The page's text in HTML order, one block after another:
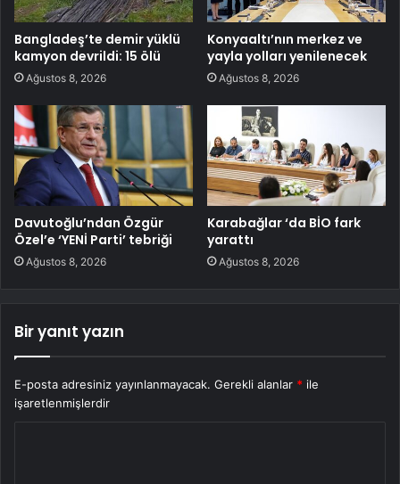
Bangladeş’te demir yüklü
kamyon devrildi: 15 ölü
Ağustos 8, 2026
Konyaaltı’nın merkez ve
yayla yolları yenilenecek
Ağustos 8, 2026
Davutoğlu’ndan Özgür
Özel’e ‘YENİ Parti’ tebriği
Ağustos 8, 2026
Karabağlar ‘da BİO fark
yarattı
Ağustos 8, 2026
Bir yanıt yazın
E-posta adresiniz yayınlanmayacak. Gerekli alanlar * ile
işaretlenmişlerdir